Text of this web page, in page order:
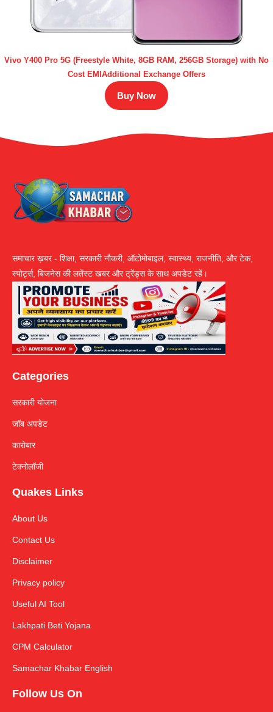
Vivo Y400 Pro 5G (Freestyle White, 8GB RAM, 256GB Storage) with No
Cost EMIAdditional Exchange Offers
Buy Now
समाचार ख़बर - शिक्षा, सरकारी नौकरी, ऑटोमोबाइल, स्वास्थ्य, राजनीति, और टेक,
स्पोर्ट्स, बिजनेस की लतेंस्ट खबर और ट्रेंड्स के साथ अपडेट रहें।
Categories
सरकारी योजना
जॉब अपडेट
कारोबार
टेक्नोलॉजी
Quakes Links
About Us
Contact Us
Disclaimer
Privacy policy
Useful AI Tool
Lakhpati Beti Yojana
CPM Calculator
Samachar Khabar English
Follow Us On